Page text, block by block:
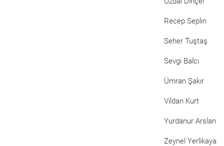
Recep Seplin
Seher Tuştaş
Sevgi Balcı
Ümran Şakır
Vildan Kurt
Yurdanur Arslan
Zeynel Yerlikaya